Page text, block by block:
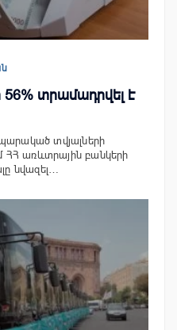
տրամադրվել է
տվյալների
ՀՀ առևտրային բանկերի
նվազել…